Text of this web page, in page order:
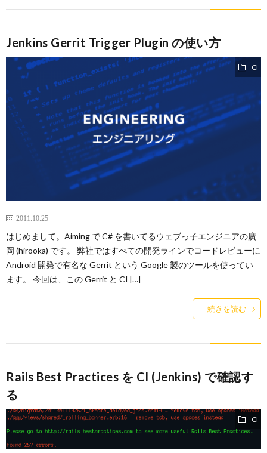
Jenkins Gerrit Trigger Plugin の使い方
CI
2011.10.25
はじめまして。Aiming で C# を書いてるウェブっ子エンジニアの廣
岡 (hirooka) です。 弊社ではすべての開発ラインでコードレビューに
Android 開発で有名な Gerrit という Google 製のツールを使ってい
ます。 今回は、この Gerrit と CI […]
続きを読む
Rails Best Practices を CI (Jenkins) で確認す
る
CI